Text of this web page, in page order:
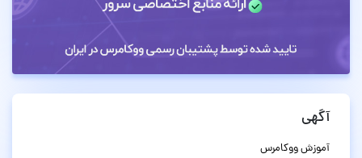
آگهی
آموزش ووکامرس